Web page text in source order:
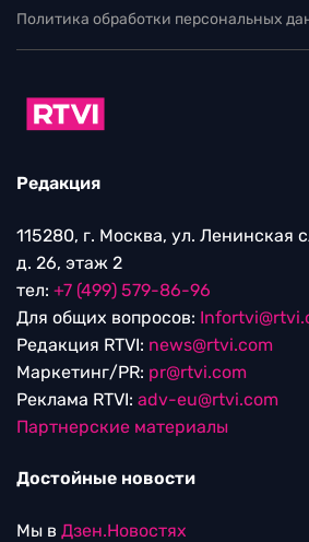
Политика обработки персональных
Редакция
115280, г. Москва, ул. Ленинская
д. 26, этаж 2
тел: +7 (499) 579-86-96
Для общих вопросов:
Редакция RTVI: news@rtvi.com
Маркетинг/PR: pr@rtvi.com
Реклама RTVI: adv-eu@rtvi.com
Партнерские материалы
Достойные новости
Мы в Дзен.Новостях